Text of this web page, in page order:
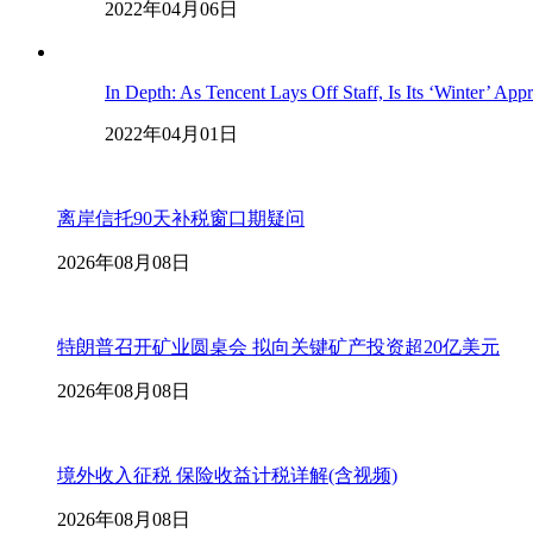
2022年04月06日
In Depth: As Tencent Lays Off Staff, Is Its ‘Winter’
2022年04月01日
离岸信托90天补税窗口期疑问
2026年08月08日
特朗普召开矿业圆桌会 拟向关键矿产投资超20亿美元
2026年08月08日
境外收入征税 保险收益计税详解(含视频)
2026年08月08日